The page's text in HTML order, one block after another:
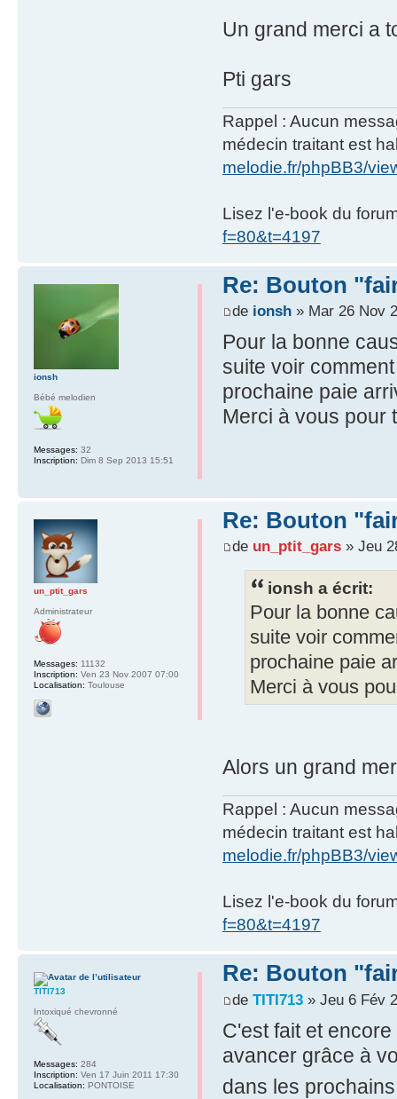
Un grand merci a
Pti gars
Rappel : Aucun
médecin traitant est
melodie.fr/phpBB3/
Lisez l'e-book du
f=80&t=4197
Re: Bouton
de ionsh» Mar 26 Nov
Pour la bonne
suite voir
prochaine paie
Merci à vous pour
ionsh
Bébé melodien
Messages: 32
Inscription: Dim 8 Sep 2013 15:51
Re: Bouton
de un_ptit_gars» Jeu
ionsh a écrit:
Pour la bonne
suite voir
prochaine paie
Merci à vous
Alors un grand
Rappel : Aucun
médecin traitant est
melodie.fr/phpBB3/
Lisez l'e-book du
f=80&t=4197
un_ptit_gars
Administrateur
Messages: 11132
Inscription: Ven 23 Nov 2007 07:00
Localisation: Toulouse
Re: Bouton
de TITI713» Jeu 6 Fév
C'est fait et
avancer grâce à
dans les
TITI713
Intoxiqué chevronné
Messages: 284
Inscription: Ven 17 Juin 2011 17:30
Localisation: PONTOISE